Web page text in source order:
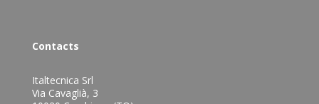
Contacts
Italtecnica Srl
Via Cavaglià, 3